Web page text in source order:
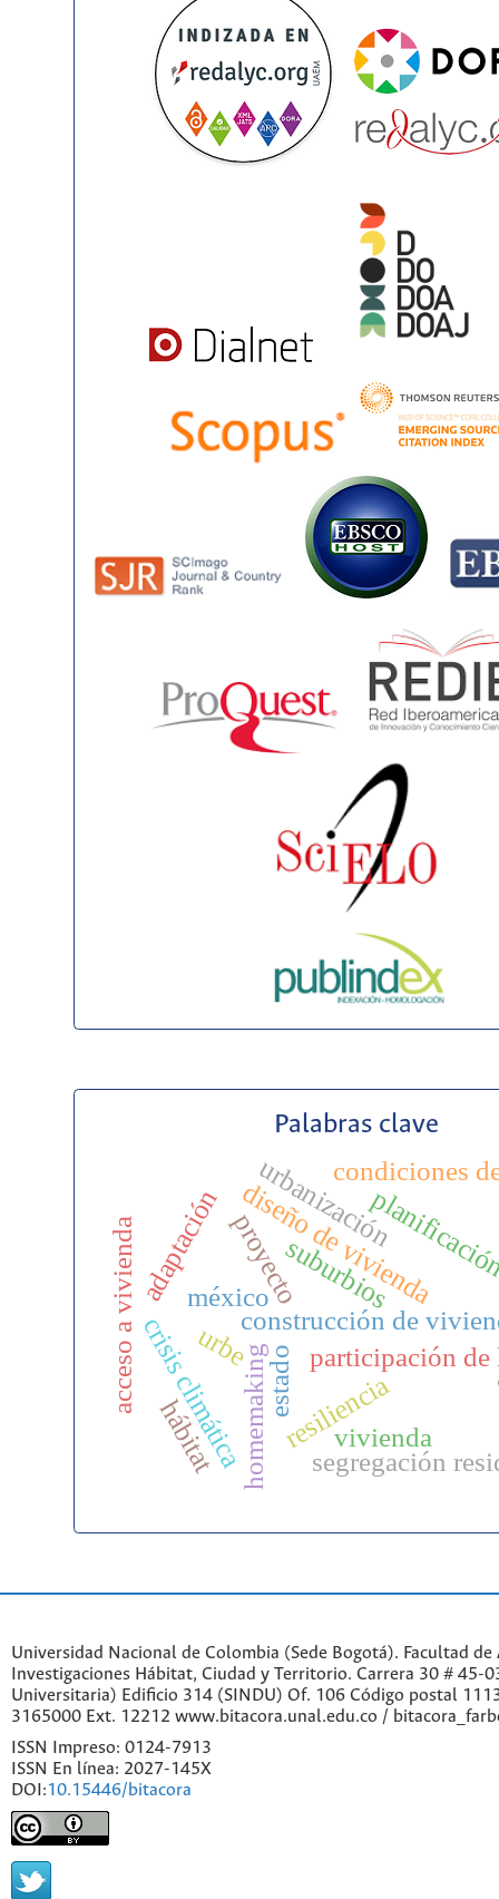
Palabras clave
construcción de
diseño de vivienda
participación de
homemaking
urbe
proyecto
crisis climática resiliencia
acceso a vivienda
segregación
méxico
estado
vivienda
urbanización
suburbios
hábitat
adaptación
condiciones
Universidad Nacional de Colombia (Sede Bogotá). Facultad
Investigaciones Hábitat, Ciudad y Territorio. Carrera 30 # 45-
Universitaria) Edificio 314 (SINDU) Of. 106 Código postal
3165000 Ext. 12212 www.bitacora.unal.edu.co /
ISSN Impreso: 0124-7913
ISSN En línea: 2027-145X
DOI:10.15446/bitacora